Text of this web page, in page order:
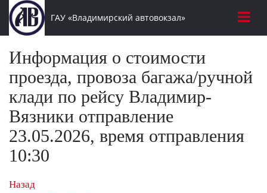
ГАУ «Владимирский автовокзал»
Информация о стоимости
проезда, провоза багажа/ручной
клади по рейсу Владимир-
Вязники отправление
23.05.2026, время отправления
10:30
Назад